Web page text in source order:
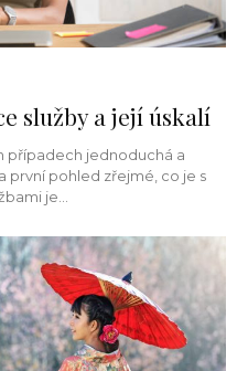
služby a její úskalí
případech jednoduchá a
první pohled zřejmé, co je s
je...